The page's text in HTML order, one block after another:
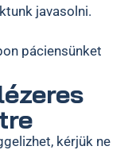
javasolni.
páciensünket
kérjük ne